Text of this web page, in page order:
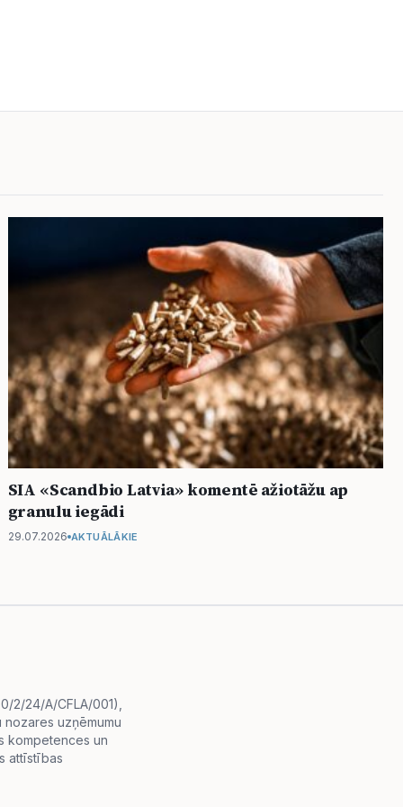
SIA «Scandbio Latvia» komentē ažiotāžu ap
granulu iegādi
29.07.2026 AKTUĀLĀKIE
2/24/A/CFLA/001),
nozares uzņēmumu
kompetences un
attīstības